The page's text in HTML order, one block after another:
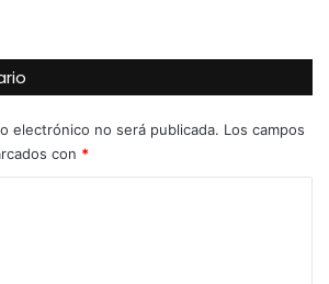
electrónico no será publicada. Los campos
con *